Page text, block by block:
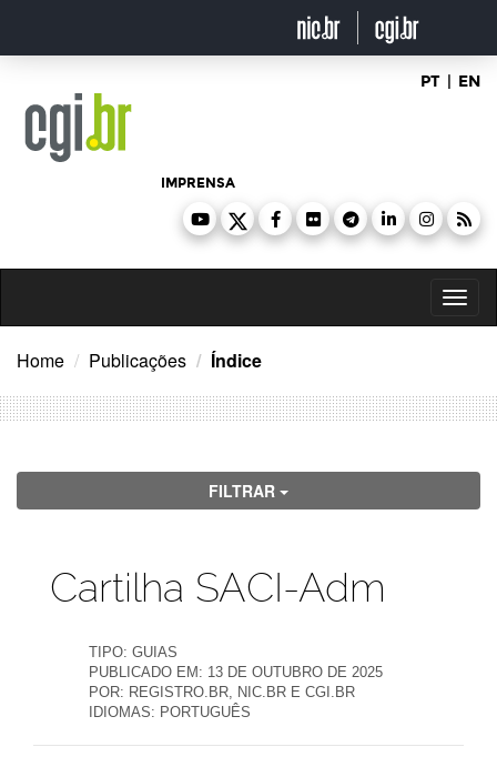
o
PT | EN
IMPRENSA
Home Publicações Índice
FILTRAR
Publicações
Cartilha SACI-Adm
TIPO: GUIAS
PUBLICADO EM: 13 DE OUTUBRO DE 2025
POR: REGISTRO.BR, NIC.BR E CGI.BR
IDIOMAS: PORTUGUÊS